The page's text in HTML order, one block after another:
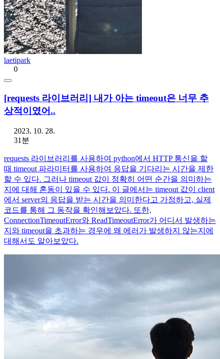
laetipark
0
[requests 라이브러리] 내가 아는 timeout은 너무 추
상적이였어..
2023. 10. 28.
31분
requests 라이브러리를 사용하여 python에서 HTTP 통신을 할
때 timeout 파라미터를 사용하여 응답을 기다리는 시간을 제한
할 수 있다. 그러나 timeout 값이 정확히 어떤 순간을 의미하는
지에 대해 혼동이 있을 수 있다. 이 글에서는 timeout 값이 client
에서 server의 응답을 받는 시간을 의미한다고 가정하고, 실제
코드를 통해 그 동작을 확인해보았다. 또한,
ConnectionTimeoutError와 ReadTimeoutError가 어디서 발생하는
지와 timeout을 초과하는 경우에 왜 에러가 발생하지 않는지에
대해서도 알아보았다.